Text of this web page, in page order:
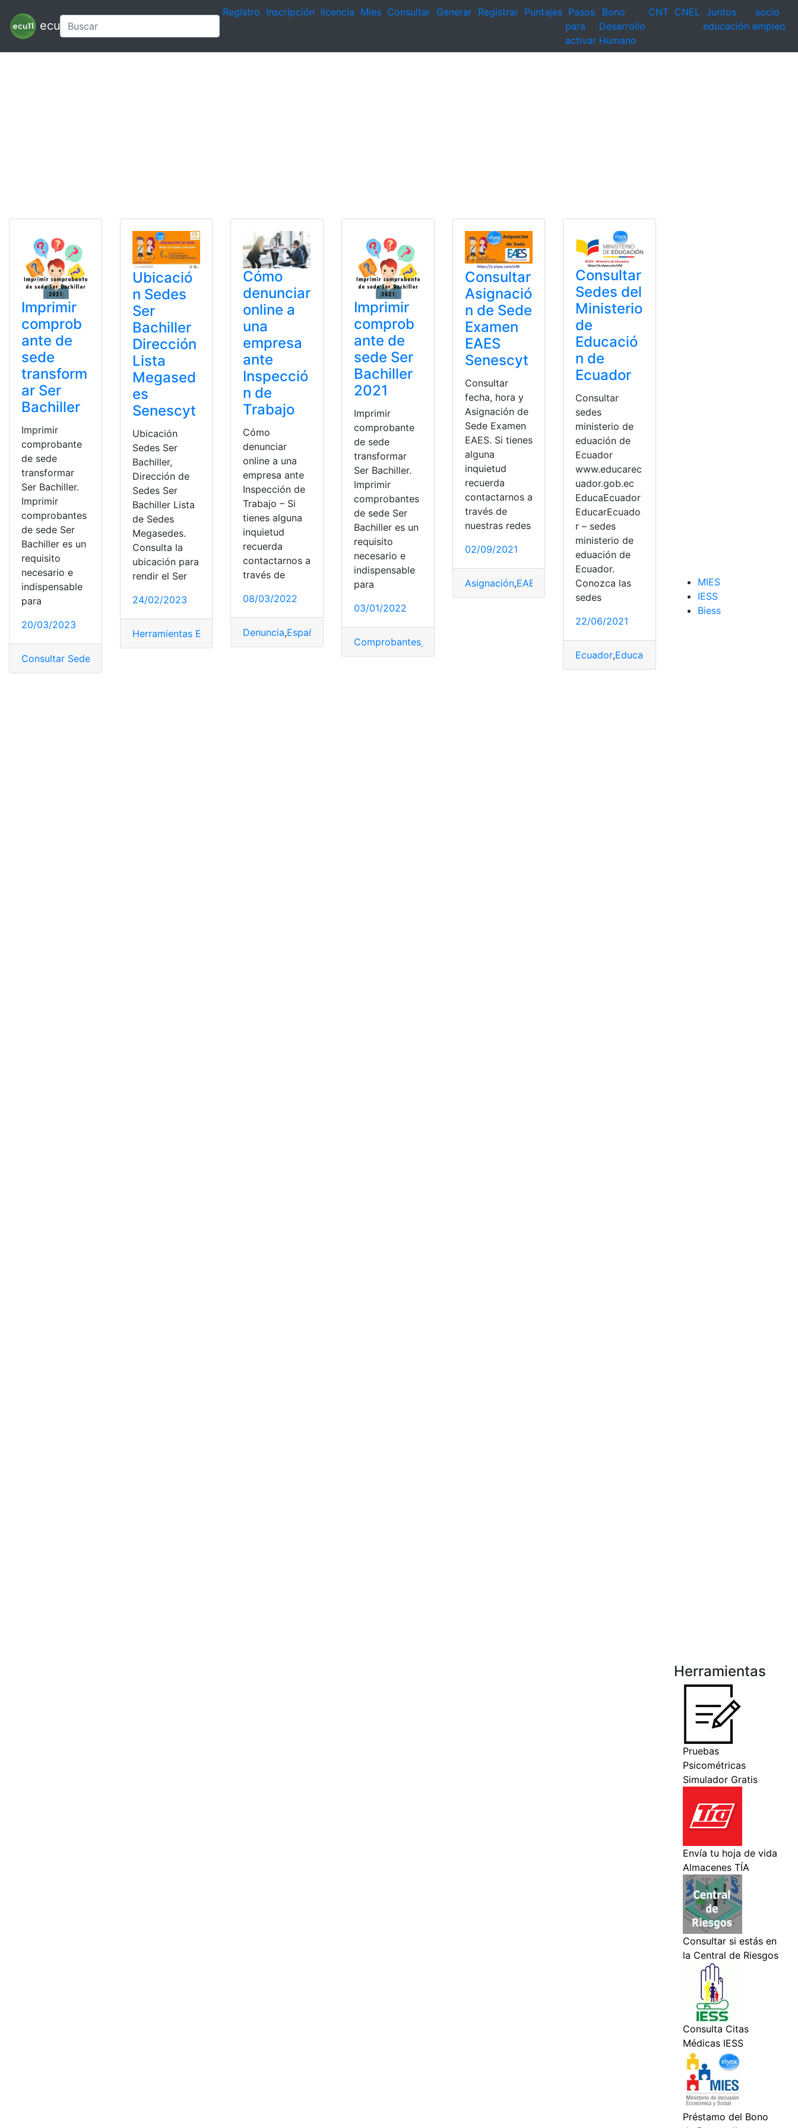
ecu11
Registro Inscripción licencia Mies Consultar Generar Registrar Puntajes Pasos
para
activar
Bono
Desarrollo
Humano
CNT CNEL Juntos
educación
socio
empleo
Imprimir
comprob
ante de
sede
transform
ar Ser
Bachiller
Imprimir
comprobante
de sede
transformar
Ser Bachiller.
Imprimir
comprobantes
de sede Ser
Bachiller es un
requisito
necesario e
indispensable
para
20/03/2023
Consultar Sedes del Ministerio de Educación Ministerio de educación,Sedes
Ubicació
n Sedes
Ser
Bachiller
Dirección
Lista
Megased
es
Senescyt
Ubicación
Sedes Ser
Bachiller,
Dirección de
Sedes Ser
Bachiller Lista
de Sedes
Megasedes.
Consulta la
ubicación para
rendir el Ser
24/02/2023
Herramientas Ecuador Listas,Sedes,SENESCYT
Cómo
denunciar
online a
una
empresa
ante
Inspecció
n de
Trabajo
Cómo
denunciar
online a una
empresa ante
Inspección de
Trabajo – Si
tienes alguna
inquietud
recuerda
contactarnos a
través de
08/03/2022
Denuncia,España
Imprimir
comprob
ante de
sede Ser
Bachiller
2021
Imprimir
comprobante
de sede
transformar
Ser Bachiller.
Imprimir
comprobantes
de sede Ser
Bachiller es un
requisito
necesario e
indispensable
para
03/01/2022
Comprobantes,
Consultar
Asignació
n de Sede
Examen
EAES
Senescyt
Consultar
fecha, hora y
Asignación de
Sede Examen
EAES. Si tienes
alguna
inquietud
recuerda
contactarnos a
través de
nuestras redes
02/09/2021
Asignación,EAES Ecuador,Examen ,Sedes SENESCYT
Consultar
Sedes del
Ministerio
de
Educació
n de
Ecuador
Consultar
sedes
ministerio de
eduación de
Ecuador
www.educarec
uador.gob.ec
EducaEcuador
EducarEcuado
r – sedes
ministerio de
eduación de
Ecuador.
Conozca las
sedes
22/06/2021
Ecuador,Educación
MIES
IESS
Biess
Herramientas